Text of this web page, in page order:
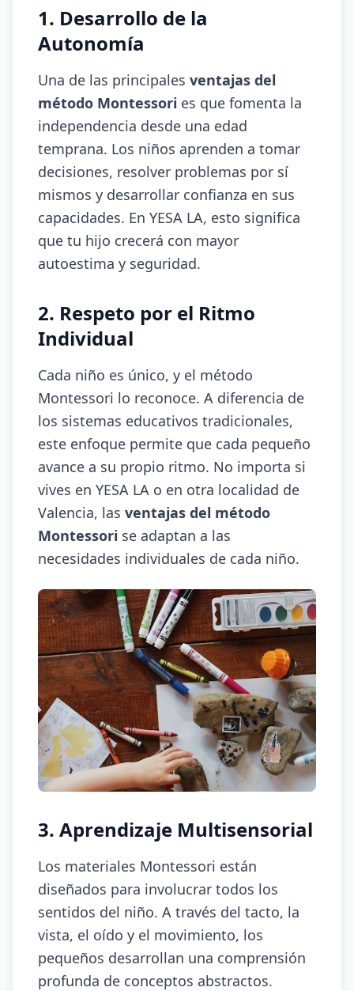
1. Desarrollo de la
Autonomía
Una de las principales ventajas del
método Montessori es que fomenta la
independencia desde una edad
temprana. Los niños aprenden a tomar
decisiones, resolver problemas por sí
mismos y desarrollar confianza en sus
capacidades. En YESA LA, esto significa
que tu hijo crecerá con mayor
autoestima y seguridad.
2. Respeto por el Ritmo
Individual
Cada niño es único, y el método
Montessori lo reconoce. A diferencia de
los sistemas educativos tradicionales,
este enfoque permite que cada pequeño
avance a su propio ritmo. No importa si
vives en YESA LA o en otra localidad de
Valencia, las ventajas del método
Montessori se adaptan a las
necesidades individuales de cada niño.
3. Aprendizaje Multisensorial
Los materiales Montessori están
diseñados para involucrar todos los
sentidos del niño. A través del tacto, la
vista, el oído y el movimiento, los
pequeños desarrollan una comprensión
profunda de conceptos abstractos.